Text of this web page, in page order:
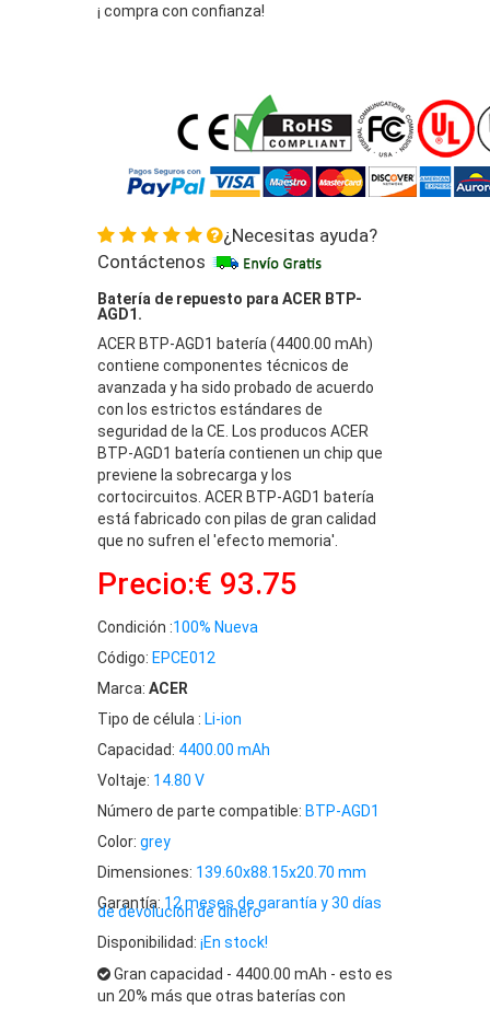
¡ compra con confianza!
¿Necesitas ayuda?
Contáctenos
Batería de repuesto para ACER BTP-
AGD1.
ACER BTP-AGD1 batería (4400.00 mAh)
contiene componentes técnicos de
avanzada y ha sido probado de acuerdo
con los estrictos estándares de
seguridad de la CE. Los producos ACER
BTP-AGD1 batería contienen un chip que
previene la sobrecarga y los
cortocircuitos. ACER BTP-AGD1 batería
está fabricado con pilas de gran calidad
que no sufren el 'efecto memoria'.
Precio:€ 93.75
Condición :100% Nueva
Código: EPCE012
Marca: ACER
Tipo de célula : Li-ion
Capacidad: 4400.00 mAh
Voltaje: 14.80 V
Número de parte compatible: BTP-AGD1
Color: grey
Dimensiones: 139.60x88.15x20.70 mm
Garantía: 12 meses de garantía y 30 días
de devolución de dinero
Disponibilidad: ¡En stock!
Gran capacidad - 4400.00 mAh - esto es
un 20% más que otras baterías con